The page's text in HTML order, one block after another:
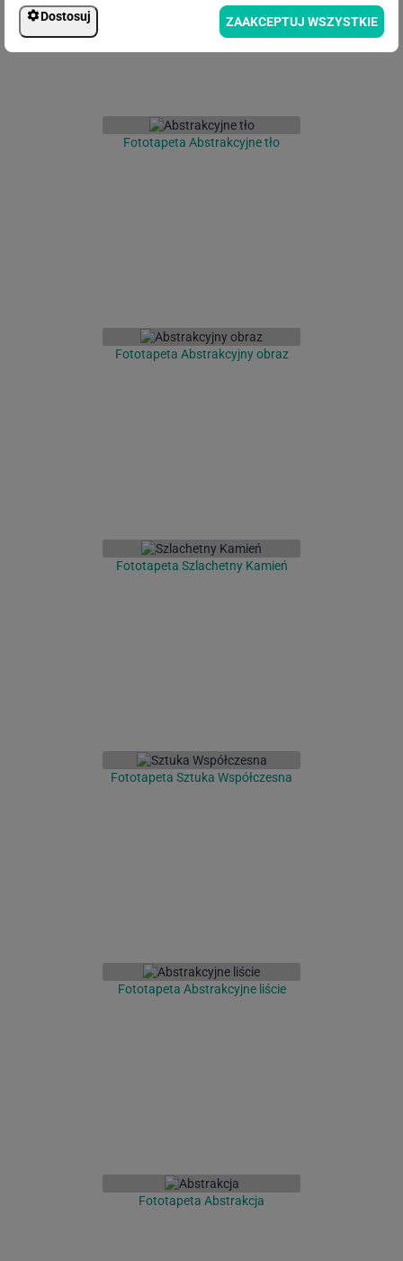
Fototapeta Abstrakcyjne tło
Fototapeta Abstrakcyjny obraz
Fototapeta Szlachetny Kamień
Fototapeta Sztuka Współczesna
Fototapeta Abstrakcyjne liście
Fototapeta Abstrakcja
Dostosuj ZAAKCEPTUJ WSZYSTKIE